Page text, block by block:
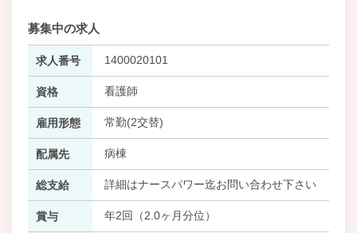
募集中の求人
求人番号 1400020101
資格 看護師
雇用形態 常勤(2交替)
配属先 病棟
総支給 詳細はナースパワー迄お問い合わせ下さい
賞与 年2回（2.0ヶ月分位）